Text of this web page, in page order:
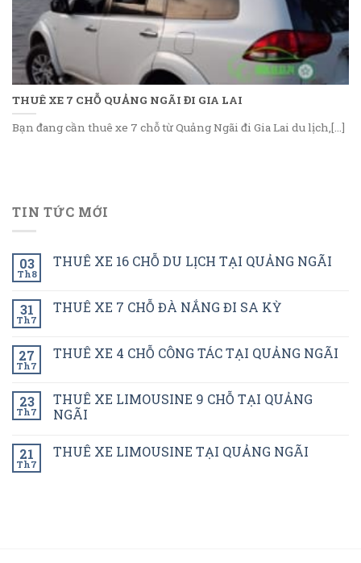
THUÊ XE 7 CHỖ QUẢNG NGÃI ĐI GIA LAI
Bạn đang cần thuê xe 7 chỗ từ Quảng Ngãi đi Gia Lai du lịch,[...]
TIN TỨC MỚI
03
Th8
THUÊ XE 16 CHỖ DU LỊCH TẠI QUẢNG NGÃI
31
Th7
THUÊ XE 7 CHỖ ĐÀ NẮNG ĐI SA KỲ
27
Th7
THUÊ XE 4 CHỖ CÔNG TÁC TẠI QUẢNG NGÃI
23
Th7
THUÊ XE LIMOUSINE 9 CHỖ TẠI QUẢNG
NGÃI
21
Th7
THUÊ XE LIMOUSINE TẠI QUẢNG NGÃI